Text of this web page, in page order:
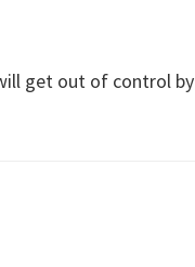
get out of control by